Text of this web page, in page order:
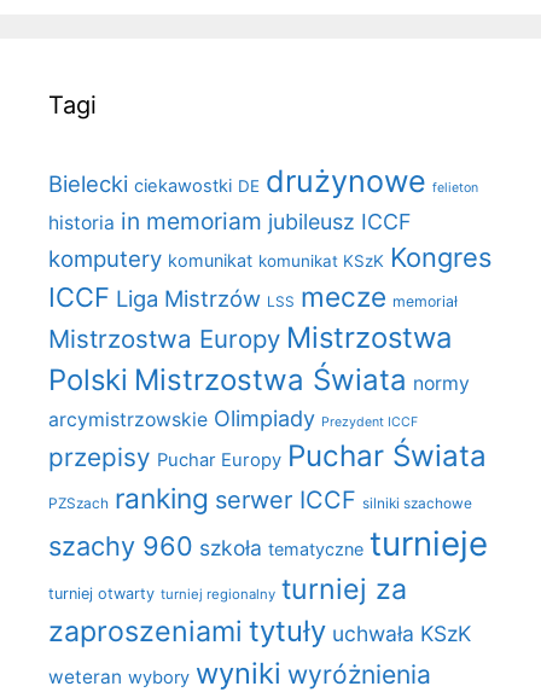
Tagi
Bielecki ciekawostki DE drużynowe felieton
historia in memoriam jubileusz ICCF
komputery komunikat komunikat KSzK Kongres
ICCF Liga Mistrzów LSS mecze memoriał
Mistrzostwa Europy Mistrzostwa
Polski Mistrzostwa Świata normy
arcymistrzowskie Olimpiady Prezydent ICCF
przepisy Puchar Europy Puchar Świata
PZSzach ranking serwer ICCF silniki szachowe
szachy 960 szkoła tematyczne turnieje
turniej otwarty turniej regionalny turniej za
zaproszeniami tytuły uchwała KSzK
weteran wybory wyniki wyróżnienia